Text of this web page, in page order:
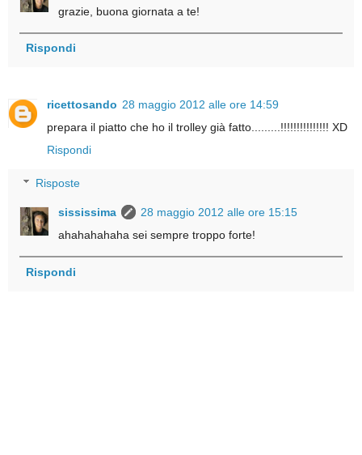
grazie, buona giornata a te!
Rispondi
ricettosando 28 maggio 2012 alle ore 14:59
prepara il piatto che ho il trolley già fatto.........!!!!!!!!!!!!!!! XD
Rispondi
Risposte
sississima
28 maggio 2012 alle ore 15:15
ahahahahaha sei sempre troppo forte!
Rispondi